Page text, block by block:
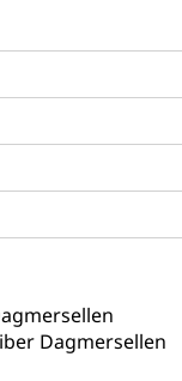
Dagmersellen
Kranken-